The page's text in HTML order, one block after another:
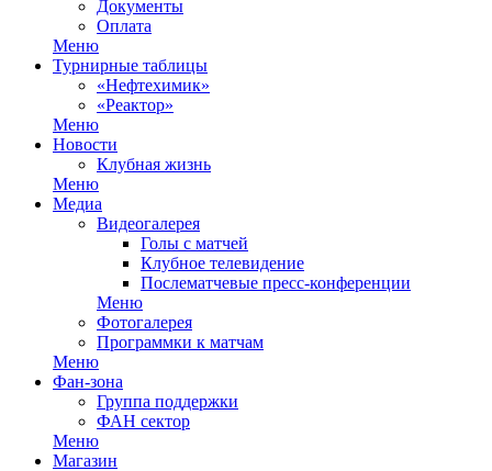
Документы
Оплата
Меню
Турнирные таблицы
«Нефтехимик»
«Реактор»
Меню
Новости
Клубная жизнь
Меню
Медиа
Видеогалерея
Голы с матчей
Клубное телевидение
Послематчевые пресс-конференции
Меню
Фотогалерея
Программки к матчам
Меню
Фан-зона
Группа поддержки
ФАН сектор
Меню
Магазин